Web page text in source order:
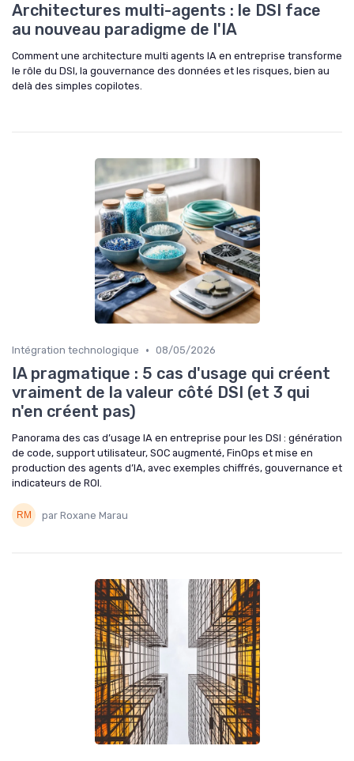
Architectures multi-agents : le DSI face
au nouveau paradigme de l'IA
Comment une architecture multi agents IA en entreprise transforme
le rôle du DSI, la gouvernance des données et les risques, bien au
delà des simples copilotes.
Intégration technologique • 08/05/2026
IA pragmatique : 5 cas d'usage qui créent
vraiment de la valeur côté DSI (et 3 qui
n'en créent pas)
Panorama des cas d’usage IA en entreprise pour les DSI : génération
de code, support utilisateur, SOC augmenté, FinOps et mise en
production des agents d’IA, avec exemples chiffrés, gouvernance et
indicateurs de ROI.
par Roxane Marau